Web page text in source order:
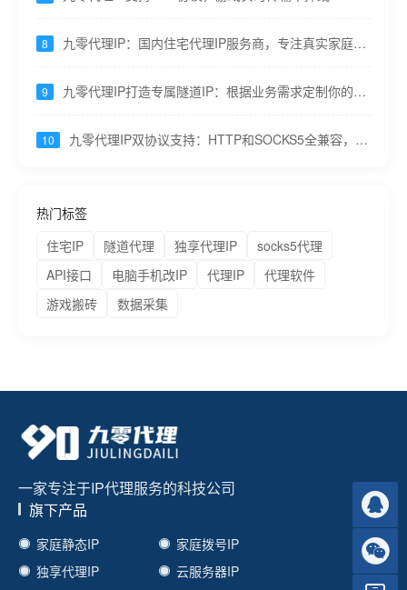
8
九零代理IP：国内住宅代理IP服务商，专注真实家庭宽
9
九零代理IP打造专属隧道IP：根据业务需求定制你的
10
九零代理IP双协议支持：HTTP和SOCKS5全兼容，适
热门标签
住宅IP
隧道代理 独享代理IP
socks5代理
API接口
电脑手机改IP 代理IP
代理软件
游戏搬砖
数据采集
一家专注于IP代理服务的科技公司
旗下产品
家庭静态IP
家庭拨号IP
独享代理IP
云服务器IP